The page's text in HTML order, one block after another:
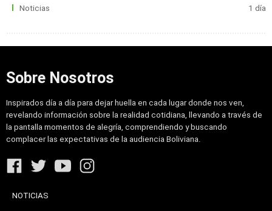
Noticias 1 día
Sobre Nosotros
Inspirados día a día para dejar huella en cada lugar donde nos ven,
revelando información sobre la realidad cotidiana, llevando a través de
la pantalla momentos de alegría, comprendiendo y buscando
complacer las expectativas de la audiencia Boliviana.
NOTICIAS